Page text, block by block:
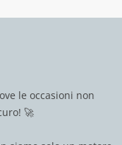
le occasioni non
🚀